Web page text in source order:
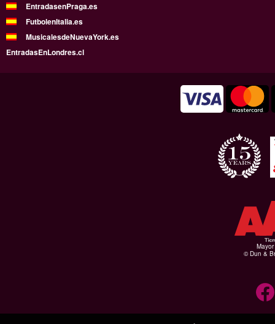
EntradasenPraga.es
FutbolenItalia.es
MusicalesdeNuevaYork.es
EntradasEnLondres.cl
© Dun &